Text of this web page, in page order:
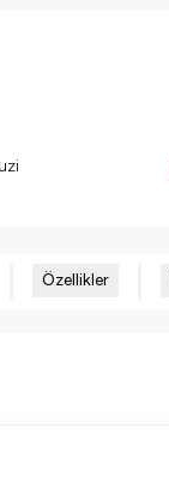
Özellikler